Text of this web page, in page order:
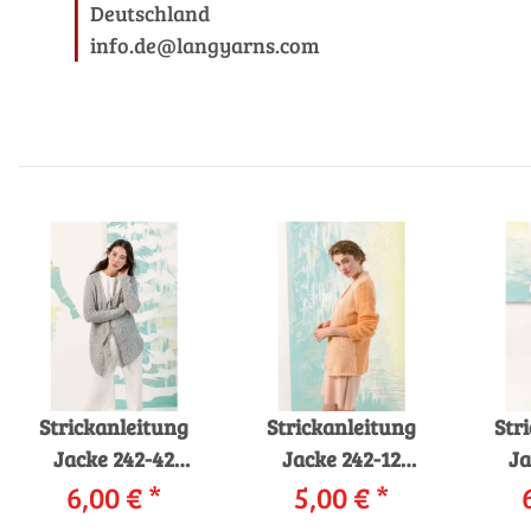
Deutschland
info.de@langyarns.com
Strickanleitung
Jacke 242-42
LANGYARNS
EOWYN als
6,00 €*
Strickanleitung
Jacke 242-12
LANGYARNS
MOHAIR LUXE /
5,00 €*